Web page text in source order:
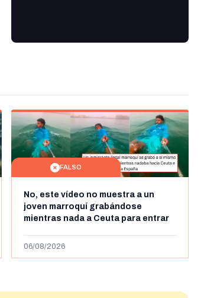
FALSO
No, este vídeo no muestra a un
joven marroquí grabándose
mientras nada a Ceuta para entrar
más de 450km de Ceuta y el autor lo
06/08/2026